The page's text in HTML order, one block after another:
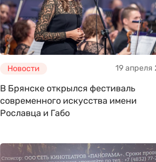
Новости 19 апреля
В Брянске открылся фестиваль
современного искусства имени
Рославца и Габо